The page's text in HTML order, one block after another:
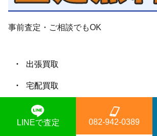
事前査定・ご相談でもOK
出張買取
宅配買取
即現金化
LINEで査定
082-942-0389